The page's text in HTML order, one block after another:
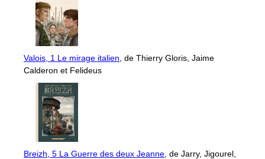
Valois, 1 Le mirage italien, de Thierry Gloris, Jaime
Calderon et Felideus
Breizh, 5 La Guerre des deux Jeanne, de Jarry, Jigourel,